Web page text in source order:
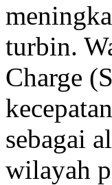
turbin.
Charge
sebagai
wilayah